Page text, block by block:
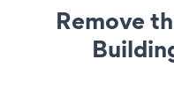
Remove